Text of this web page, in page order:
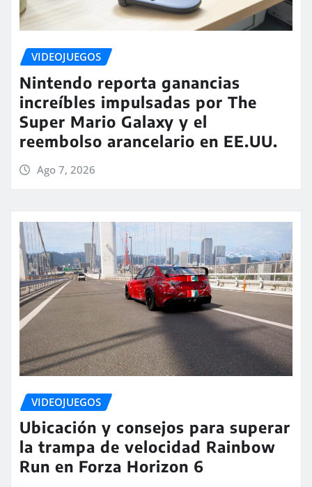
VIDEOJUEGOS
Nintendo reporta ganancias
increíbles impulsadas por The
Super Mario Galaxy y el
reembolso arancelario en EE.UU.
Ago 7, 2026
VIDEOJUEGOS
Ubicación y consejos para superar
la trampa de velocidad Rainbow
Run en Forza Horizon 6